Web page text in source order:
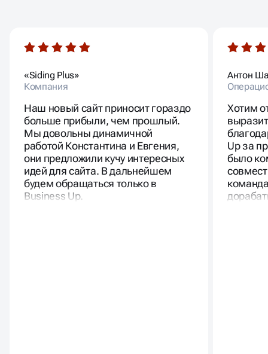
«Siding Plus»
Компания
Наш новый сайт приносит гораздо
больше прибыли, чем прошлый.
Мы довольны динамичной
работой Константина и Евгения,
они предложили кучу интересных
идей для сайта. В дальнейшем
будем обращаться только в
Business Up.
Антон
Хотим
Up за
было